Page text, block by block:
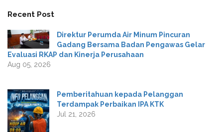
Recent Post
Direktur Perumda Air Minum Pincuran
Gadang Bersama Badan Pengawas Gelar
Evaluasi RKAP dan Kinerja Perusahaan
Aug 05, 2026
Pemberitahuan kepada Pelanggan
Terdampak Perbaikan IPA KTK
Jul 21, 2026